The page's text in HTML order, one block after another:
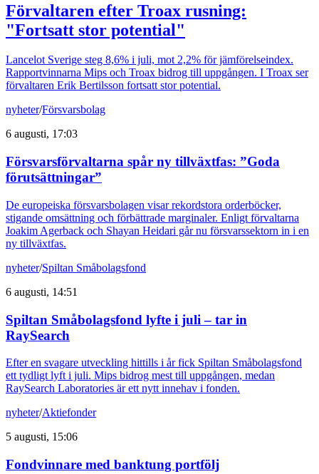
Förvaltaren efter Troax rusning:
"Fortsatt stor potential"
Lancelot Sverige steg 8,6% i juli, mot 2,2% för jämförelseindex.
Rapportvinnarna Mips och Troax bidrog till uppgången. I Troax ser
förvaltaren Erik Bertilsson fortsatt stor potential.
nyheter/Försvarsbolag
6 augusti, 17:03
Försvarsförvaltarna spår ny tillväxtfas: ”Goda
förutsättningar”
De europeiska försvarsbolagen visar rekordstora orderböcker,
stigande omsättning och förbättrade marginaler. Enligt förvaltarna
Joakim Agerback och Shayan Heidari går nu försvarssektorn in i en
ny tillväxtfas.
nyheter/Spiltan Småbolagsfond
6 augusti, 14:51
Spiltan Småbolagsfond lyfte i juli – tar in
RaySearch
Efter en svagare utveckling hittills i år fick Spiltan Småbolagsfond
ett tydligt lyft i juli. Mips bidrog mest till uppgången, medan
RaySearch Laboratories är ett nytt innehav i fonden.
nyheter/Aktiefonder
5 augusti, 15:06
Fondvinnare med banktung portfölj